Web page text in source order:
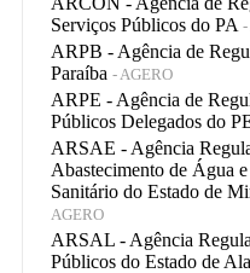
Serviços Públicos do PA
ARPB - Agência de
Paraíba - AGERO
ARPE - Agência de
Públicos Delegados do
ARSAE - Agência
Abastecimento de Água
Sanitário do Estado de
AGERO
ARSAL - Agência
Públicos do Estado de